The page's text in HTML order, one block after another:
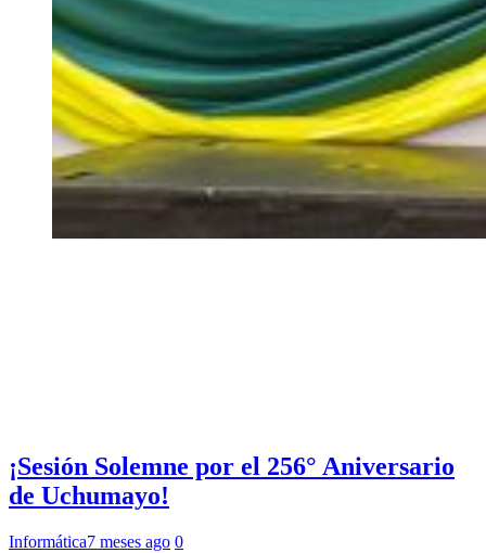
¡Sesión Solemne por el 256° Aniversario
de Uchumayo!
Informática7 meses ago 0